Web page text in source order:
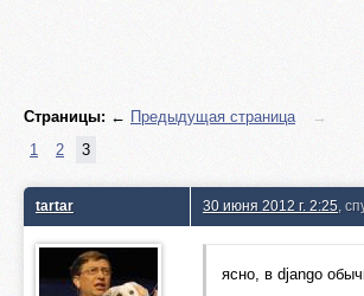
Страницы: ← Предыдущая страница
→
1
2 3
tartar 30 июня 2012 г. 2:25 ,
ясно, в django